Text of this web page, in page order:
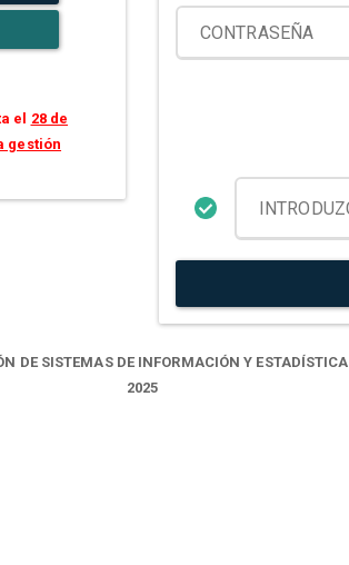
el 28 de
gestión
DE SISTEMAS DE INFORMACIÓN Y ESTADÍSTICA
2025